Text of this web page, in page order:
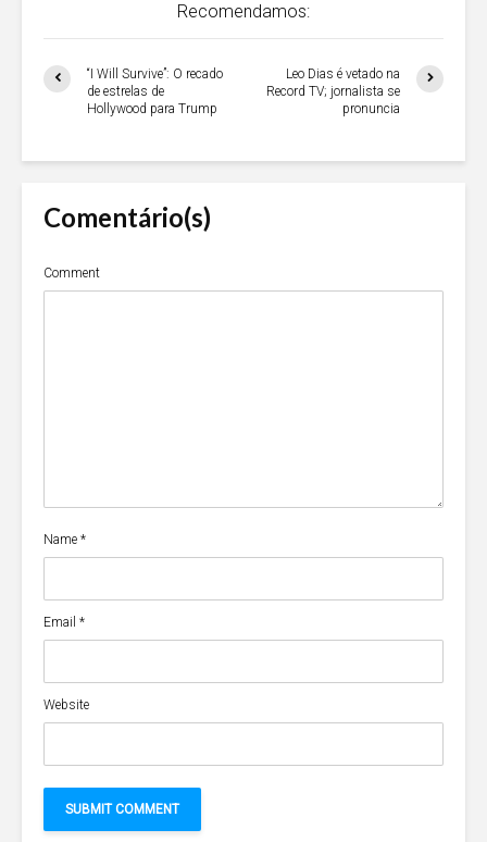
Recomendamos:
“I Will Survive”: O recado
de estrelas de
Hollywood para Trump
Leo Dias é vetado na
Record TV; jornalista se
pronuncia
Comentário(s)
Comment
Name *
Email *
Website